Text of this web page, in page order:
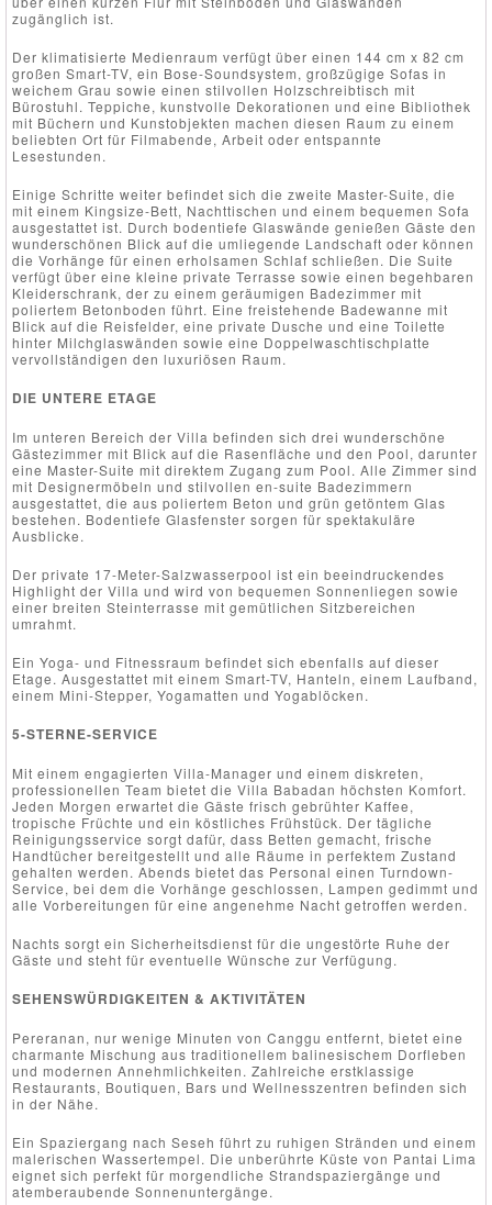
zugänglich ist.
Der klimatisierte Medienraum verfügt über einen 144 cm x 82 cm
großen Smart-TV, ein Bose-Soundsystem, großzügige Sofas in
weichem Grau sowie einen stilvollen Holzschreibtisch mit
Bürostuhl. Teppiche, kunstvolle Dekorationen und eine Bibliothek
mit Büchern und Kunstobjekten machen diesen Raum zu einem
beliebten Ort für Filmabende, Arbeit oder entspannte
Lesestunden.
Einige Schritte weiter befindet sich die zweite Master-Suite, die
mit einem Kingsize-Bett, Nachttischen und einem bequemen Sofa
ausgestattet ist. Durch bodentiefe Glaswände genießen Gäste den
wunderschönen Blick auf die umliegende Landschaft oder können
die Vorhänge für einen erholsamen Schlaf schließen. Die Suite
verfügt über eine kleine private Terrasse sowie einen begehbaren
Kleiderschrank, der zu einem geräumigen Badezimmer mit
poliertem Betonboden führt. Eine freistehende Badewanne mit
Blick auf die Reisfelder, eine private Dusche und eine Toilette
hinter Milchglaswänden sowie eine Doppelwaschtischplatte
vervollständigen den luxuriösen Raum.
DIE UNTERE ETAGE
Im unteren Bereich der Villa befinden sich drei wunderschöne
Gästezimmer mit Blick auf die Rasenfläche und den Pool, darunter
eine Master-Suite mit direktem Zugang zum Pool. Alle Zimmer sind
mit Designermöbeln und stilvollen en-suite Badezimmern
ausgestattet, die aus poliertem Beton und grün getöntem Glas
bestehen. Bodentiefe Glasfenster sorgen für spektakuläre
Ausblicke.
Der private 17-Meter-Salzwasserpool ist ein beeindruckendes
Highlight der Villa und wird von bequemen Sonnenliegen sowie
einer breiten Steinterrasse mit gemütlichen Sitzbereichen
umrahmt.
Ein Yoga- und Fitnessraum befindet sich ebenfalls auf dieser
Etage. Ausgestattet mit einem Smart-TV, Hanteln, einem Laufband,
einem Mini-Stepper, Yogamatten und Yogablöcken.
5-STERNE-SERVICE
Mit einem engagierten Villa-Manager und einem diskreten,
professionellen Team bietet die Villa Babadan höchsten Komfort.
Jeden Morgen erwartet die Gäste frisch gebrühter Kaffee,
tropische Früchte und ein köstliches Frühstück. Der tägliche
Reinigungsservice sorgt dafür, dass Betten gemacht, frische
Handtücher bereitgestellt und alle Räume in perfektem Zustand
gehalten werden. Abends bietet das Personal einen Turndown-
Service, bei dem die Vorhänge geschlossen, Lampen gedimmt und
alle Vorbereitungen für eine angenehme Nacht getroffen werden.
Nachts sorgt ein Sicherheitsdienst für die ungestörte Ruhe der
Gäste und steht für eventuelle Wünsche zur Verfügung.
SEHENSWÜRDIGKEITEN & AKTIVITÄTEN
Pereranan, nur wenige Minuten von Canggu entfernt, bietet eine
charmante Mischung aus traditionellem balinesischem Dorfleben
und modernen Annehmlichkeiten. Zahlreiche erstklassige
Restaurants, Boutiquen, Bars und Wellnesszentren befinden sich
in der Nähe.
Ein Spaziergang nach Seseh führt zu ruhigen Stränden und einem
malerischen Wassertempel. Die unberührte Küste von Pantai Lima
eignet sich perfekt für morgendliche Strandspaziergänge und
atemberaubende Sonnenuntergänge.